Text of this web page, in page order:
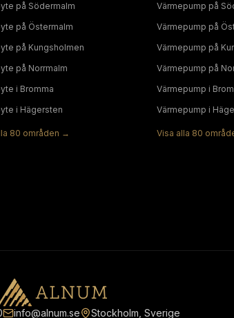
på Södermalm
på Östermalm
på Kungsholmen
på Norrmalm
i Bromma
i Hägersten
80 områden →
Värmepump på
Värmepump på
Värmepump på
Värmepump på
Värmepump i
Värmepump i
Visa alla 80
info@alnum.se Stockholm, Sverige